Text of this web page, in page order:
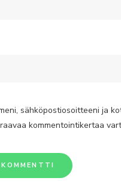
sähköpostiosoitteeni ja
kommentointikertaa